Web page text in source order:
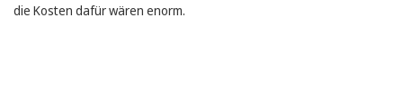
die Kosten dafür wären enorm.